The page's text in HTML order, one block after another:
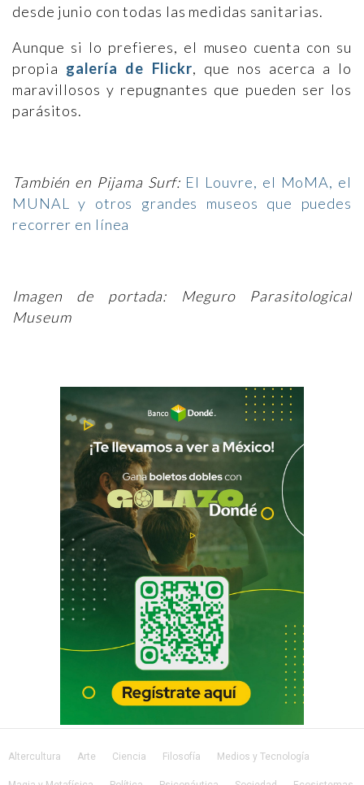
desde junio con todas las medidas sanitarias.
Aunque si lo prefieres, el museo cuenta con su
propia galería de Flickr, que nos acerca a lo
maravillosos y repugnantes que pueden ser los
parásitos.
También en Pijama Surf: El Louvre, el MoMA, el
MUNAL y otros grandes museos que puedes
recorrer en línea
Imagen de portada: Meguro Parasitological
Museum
Altercultura Arte Ciencia Filosofía Medios y Tecnología